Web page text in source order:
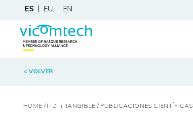
ES EU EN
< VOLVER
HOME I+D+i TANGIBLE PUBLICACIONES CIENTÍFICAS